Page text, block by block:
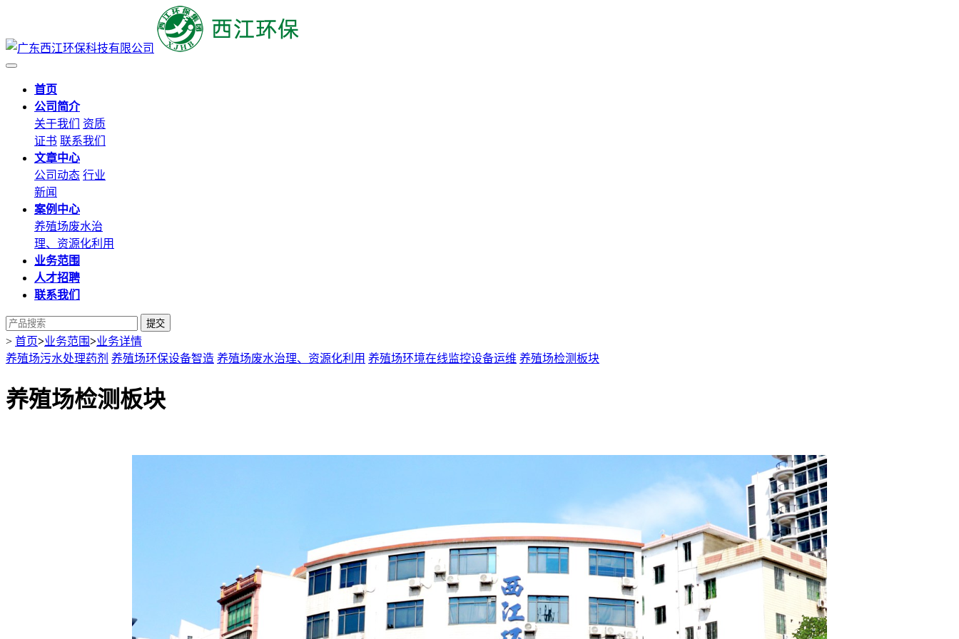
首页
公司简介
关于我们
资质
证书 联系我们
文章中心
公司动态 行业
新闻
案例中心
养殖场废水治
理、资源化利用
业务范围
人才招聘
联系我们
提交
> 首页>业务范围>业务详情
养殖场污水处理药剂 养殖场环保设备智造 养殖场废水治理、资源化利用 养殖场环境在线监控设备运维 养殖场检测板块
养殖场检测板块